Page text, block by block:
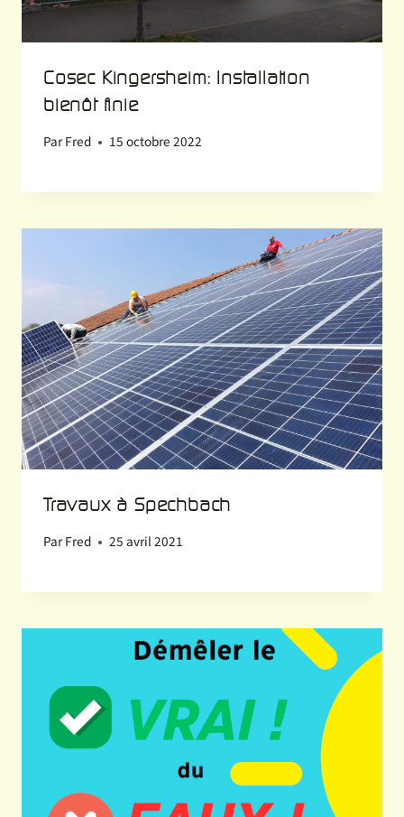
Cosec Kingersheim: Installation
bienôt finie
Par Fred 15 octobre 2022
Travaux à Spechbach
Par Fred 25 avril 2021